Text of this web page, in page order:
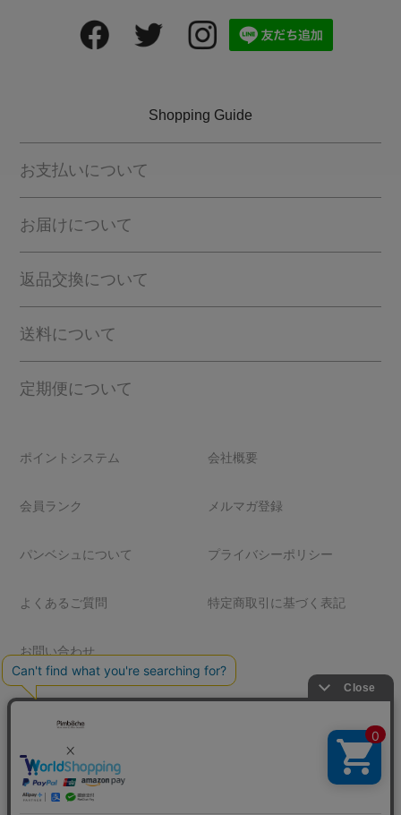
Shopping Guide
お支払いについて
お届けについて
返品交換について
送料について
定期便について
ポイントシステム
会員ランク
パンベシュについて
よくあるご質問
お問い合わせ
会社概要
メルマガ登録
プライバシーポリシー
特定商取引に基づく表記
© 1999-2025 pimbeche Corporation. All Rights Reserved.